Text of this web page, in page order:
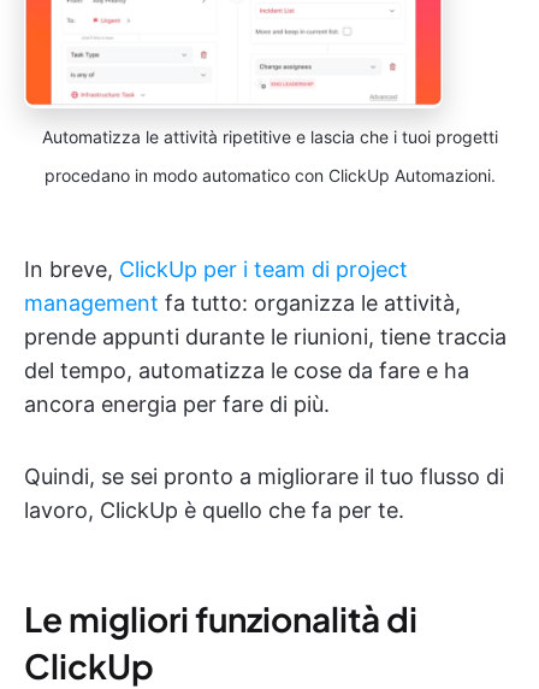
Automatizza le attività ripetitive e lascia che i tuoi progetti
procedano in modo automatico con ClickUp Automazioni.
In breve, ClickUp per i team di project
management fa tutto: organizza le attività,
prende appunti durante le riunioni, tiene traccia
del tempo, automatizza le cose da fare e ha
ancora energia per fare di più.
Quindi, se sei pronto a migliorare il tuo flusso di
lavoro, ClickUp è quello che fa per te.
Le migliori funzionalità di
ClickUp